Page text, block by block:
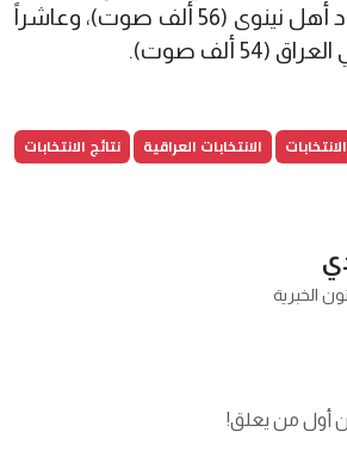
صوت)، وتاسعاً اتحاد أهل نينوى (56 ألف صوت)، وعاشراً
ألف صوت).
الانتخابات الانتخابات العراقية نتائج الانتخابات
الخبرية
أول من يعلق!